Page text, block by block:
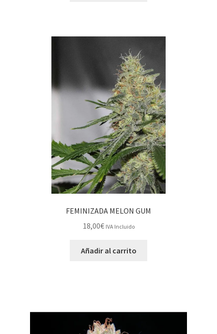
FEMINIZADA MELON GUM
18,00€ IVA Incluido
Añadir al carrito